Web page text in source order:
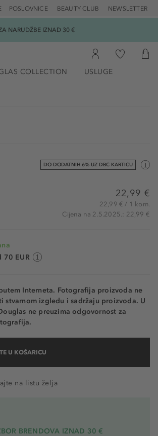
POSLOVNICE BEAUTY CLUB NEWSLETTER
NARUDŽBE IZNAD 30 €
COLLECTION USLUGE
DO DODATNIH 6% UZ DBC KARTICU
22,99 €
22,99 € / 1 kom.
Cijena na 2.5.2025.: 22,99 €
70 EUR
Interneta. Fotografija proizvoda ne
stvarnom izgledu i sadržaju proizvoda. U
ne preuzima odgovornost za
U KOŠARICU
na listu želja
BRENDOVA IZNAD 30 €